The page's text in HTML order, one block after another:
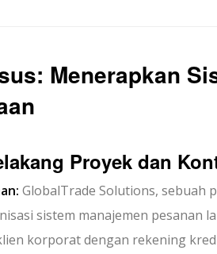
Menerapkan
Proyek dan
GlobalTrade Solutions, sebuah
sistem manajemen pesanan
korporat dengan rekening